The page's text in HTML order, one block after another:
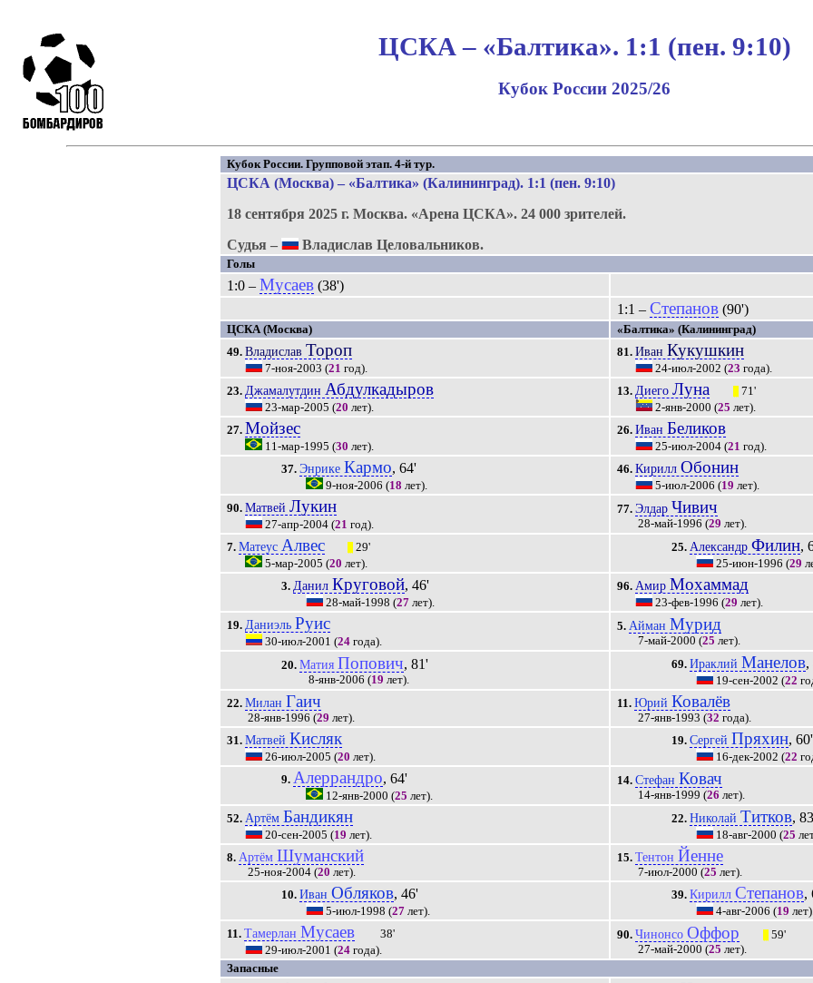
ЦСКА – «Балтика». 1:1 (пен. 9:10)
Кубок России 2025/26
Кубок России. Групповой этап. 4-й тур.
ЦСКА (Москва) – «Балтика» (Калининград). 1:1 (пен. 9:10)
18 сентября 2025 г. Москва. «Арена ЦСКА».24 000 зрителей.
Судья –
Владислав Целовальников.
Голы
1:0 – Мусаев (38')
1:1 –Степанов (90')
ЦСКА (Москва) «Балтика» (Калининград)
49.ВладиславТороп
7-ноя-2003 (21 год).
81.Иван Кукушкин
24-июл-2002 (23 года).
23.Джамалутдин Абдулкадыров
23-мар-2005 (20 лет).
13.ДиегоЛуна
71'
2-янв-2000 (25 лет).
27.Мойзес
11-мар-1995 (30 лет).
26.Иван Беликов
25-июл-2004 (21 год).
37.Энрике Кармо, 64'
9-ноя-2006 (18 лет).
46.КириллОбонин
5-июл-2006 (19 лет).
90.МатвейЛукин
27-апр-2004 (21 год).
77.Элдар Чивич
28-май-1996 (29 лет).
7.Матеус Алвес
29'
5-мар-2005 (20 лет).
25.АлександрФилин,
25-июн-1996 (29
3.Данил Круговой, 46'
28-май-1998 (27лет).
96.Амир Мохаммад
23-фев-1996 (29 лет).
19.Даниэль Руис
30-июл-2001 (24 года).
5.Айман Мурид
7-май-2000 (25 лет).
20.Матия Попович, 81'
8-янв-2006 (19 лет).
69.Ираклий Манелов,
19-сен-2002 (22
22.Милан Гаич
28-янв-1996 (29 лет).
11.Юрий Ковалёв
27-янв-1993 (32 года).
31.Матвей Кисляк
26-июл-2005 (20 лет).
19.Сергей Пряхин, 60'
16-дек-2002 (22
9.Алеррандро, 64'
12-янв-2000 (25 лет).
14.Стефан Ковач
14-янв-1999 (26 лет).
52.Артём Бандикян
20-сен-2005 (19 лет).
22.НиколайТитков,
18-авг-2000 (25
8.Артём Шуманский
25-ноя-2004 (20 лет).
15.Тентон Йенне
7-июл-2000 (25 лет).
10.ИванОбляков, 46'
5-июл-1998 (27лет).
39.КириллСтепанов,
4-авг-2006 (19
11.Тамерлан Мусаев
38'
29-июл-2001 (24 года).
90. ЧинонсоОффор
59'
27-май-2000 (25 лет).
Запасные